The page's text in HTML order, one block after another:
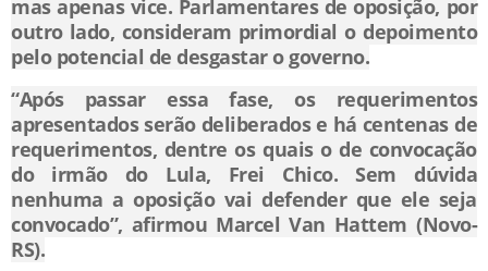
mas apenas vice. Parlamentares de oposição, por
outro lado, consideram primordial o depoimento
pelo potencial de desgastar o governo.
“Após passar essa fase, os requerimentos
apresentados serão deliberados e há centenas de
requerimentos, dentre os quais o de convocação
do irmão do Lula, Frei Chico. Sem dúvida
nenhuma a oposição vai defender que ele seja
convocado”, afirmou Marcel Van Hattem (Novo-
RS).